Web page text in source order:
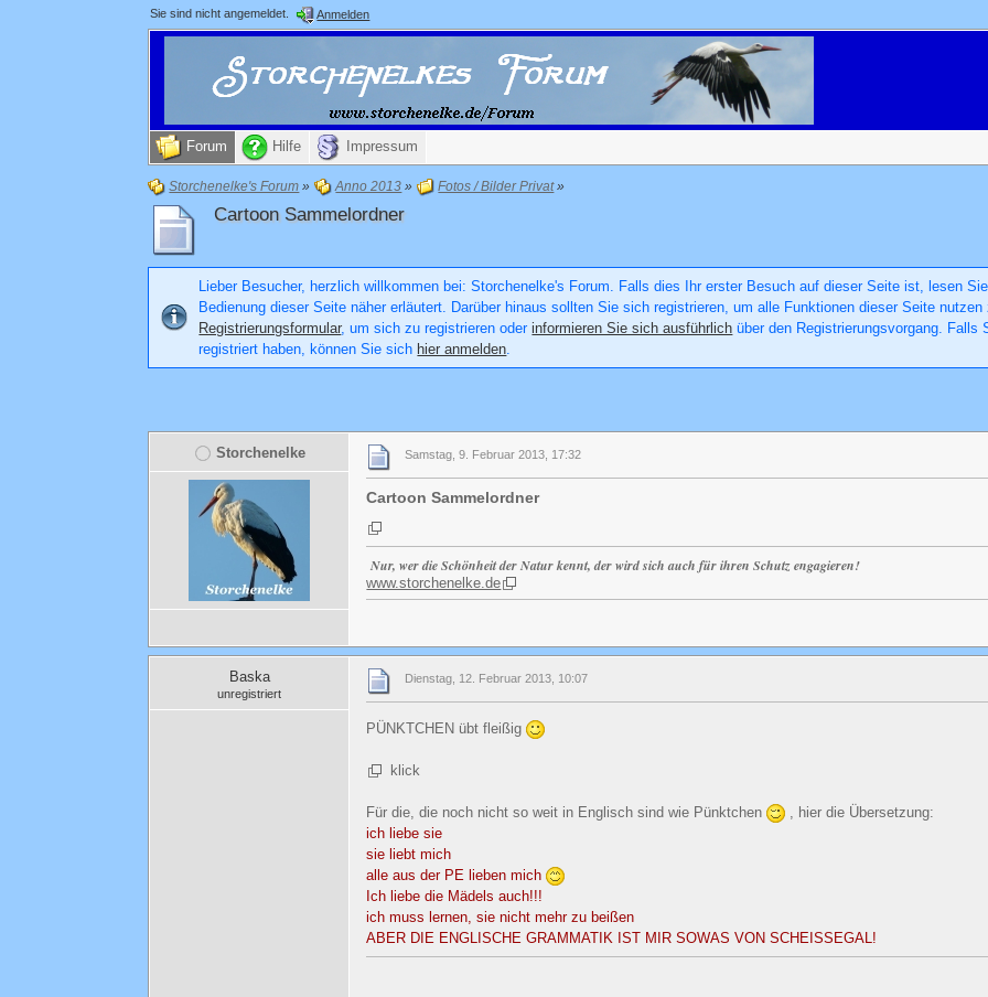
Sie sind nicht angemeldet. Anmelden
Forum Hilfe Impressum
Storchenelke's Forum » Anno 2013 » Fotos / Bilder Privat»
Cartoon Sammelordner
Lieber Besucher, herzlich willkommen bei: Storchenelke's Forum. Falls dies Ihr erster Besuch auf dieser Seite ist, lesen
Bedienung dieser Seite näher erläutert. Darüber hinaus sollten Sie sich registrieren, um alle Funktionen dieser Seite
Registrierungsformular, um sich zu registrieren oderinformieren Sie sich ausführlich über den Registrierungsvorgang.
registriert haben, können Sie sich hier anmelden.
Storchenelke Samstag, 9. Februar 2013, 17:32
Cartoon Sammelordner
Nur, wer die Schönheit der Natur kennt, der wird sich auch für ihren Schutz engagieren!
www.storchenelke.de
Baska
unregistriert
Dienstag, 12. Februar 2013, 10:07
PÜNKTCHEN übt fleißig
klick
Für die, die noch nicht so weit in Englisch sind wie Pünktchen
, hier die Übersetzung:
ich liebe sie
sie liebt mich
alle aus der PE lieben mich
Ich liebe die Mädels auch!!!
ich muss lernen, sie nicht mehr zu beißen
ABER DIE ENGLISCHE GRAMMATIK IST MIR SOWAS VON SCHEISSEGAL!